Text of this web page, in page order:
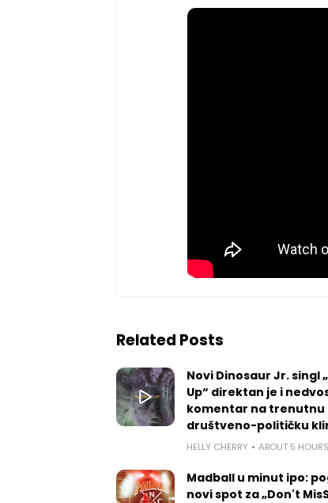
Related Posts
Novi Dinosaur Jr. singl
Up“ direktan je i
komentar na trenutnu
društveno-političku
HELLY CHERRY ABOUT 5
Madball u minut ipo:
novi spot za „Don't